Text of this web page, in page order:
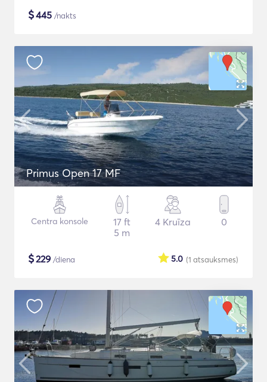
$445 /nakts
Primus Open 17 MF
Centra konsole
17 ft
5 m
4 Kruīza 0
$229 /diena (1 atsauksmes)
5.0